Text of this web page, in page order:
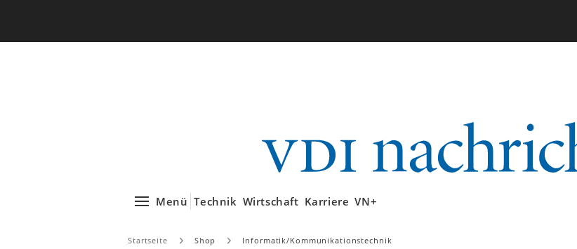
Menü Technik Wirtschaft Karriere VN+
Startseite Shop Informatik/Kommunikationstechnik